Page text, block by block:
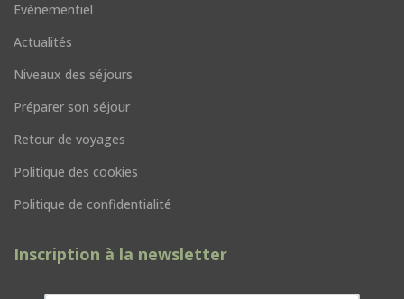
Evènementiel
Actualités
Niveaux des séjours
Préparer son séjour
Retour de voyages
Politique des cookies
Politique de confidentialité
Inscription à la newsletter